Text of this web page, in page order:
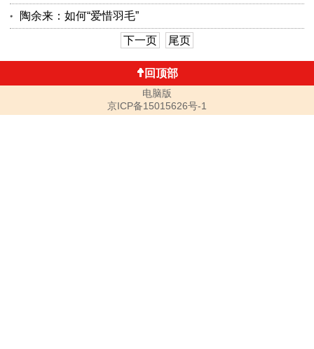
陶余来：如何“爱惜羽毛”
下一页 尾页
回顶部
电脑版
京ICP备15015626号-1